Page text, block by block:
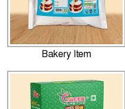
Bakery Item